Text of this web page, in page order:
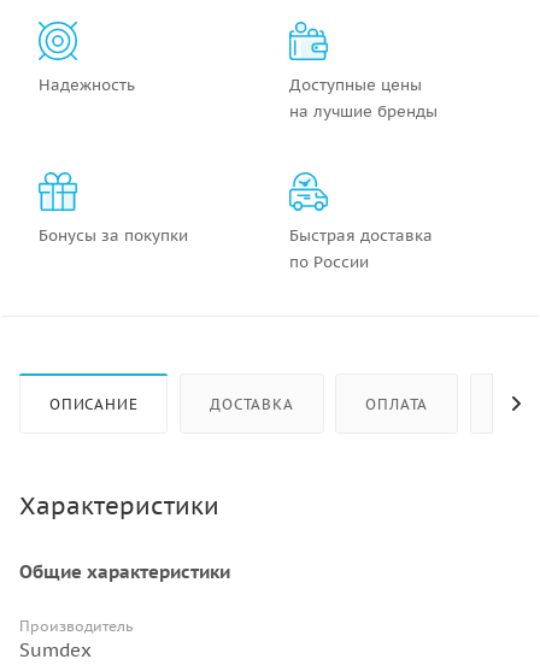
Надежность
Доступные цены
на лучшие бренды
Бонусы за покупки
Быстрая доставка
по России
ОПИСАНИЕ ДОСТАВКА ОПЛАТА
Характеристики
Общие характеристики
Производитель
Sumdex